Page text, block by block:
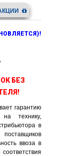
БЕЗ
гарантию
технику,
в
поставщиков
ввоза в